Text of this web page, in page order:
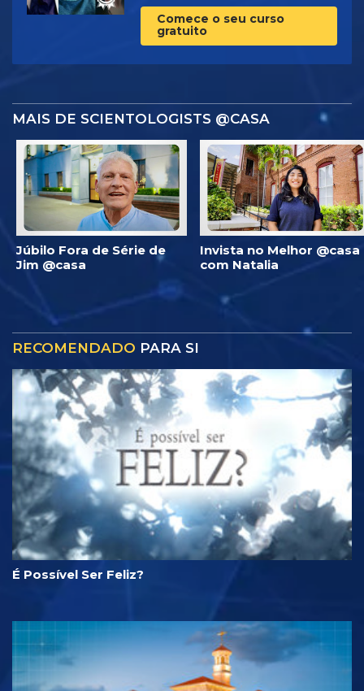
Comece o seu curso
gratuito
MAIS DE SCIENTOLOGISTS @CASA
Júbilo Fora de Série de
Jim @casa
Invista no Melhor @casa
com Natalia
RECOMENDADO PARA SI
É Possível Ser Feliz?